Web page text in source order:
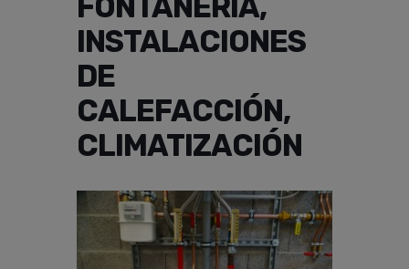
INSTALACIONES
DE
CALEFACCIÓN,
CLIMATIZACIÓN